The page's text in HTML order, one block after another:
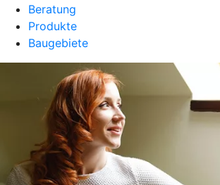
Beratung
Produkte
Baugebiete